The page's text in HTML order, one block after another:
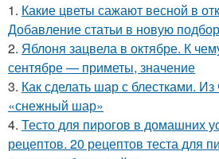
1. Какие цветы сажают весной в
Добавление статьи в новую
2. Яблоня зацвела в октябре. К
сентябре — приметы, значение
3. Как сделать шар с блестками. Из
«снежный шар»
4. Тесто для пирогов в домашних
рецептов. 20 рецептов теста для